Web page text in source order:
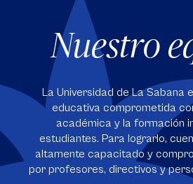
Nuestro
La Universidad de La Sabana
educativa comprometida
académica y la formación
estudiantes. Para lograrlo,
altamente capacitado y
por profesores, directivos y